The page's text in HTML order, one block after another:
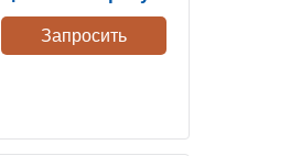
Запросить